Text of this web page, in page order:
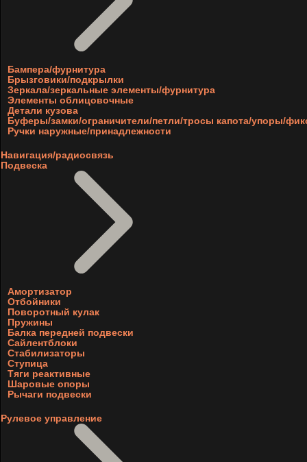
Бампера/фурнитура
Брызговики/подкрылки
Зеркала/зеркальные элементы/фурнитура
Элементы облицовочные
Детали кузова
Буферы/замки/ограничители/петли/тросы капота/упоры/
Ручки наружные/принадлежности
Навигация/радиосвязь
Подвеска
Амортизатор
Отбойники
Поворотный кулак
Пружины
Балка передней подвески
Сайлентблоки
Стабилизаторы
Ступица
Тяги реактивные
Шаровые опоры
Рычаги подвески
Рулевое управление